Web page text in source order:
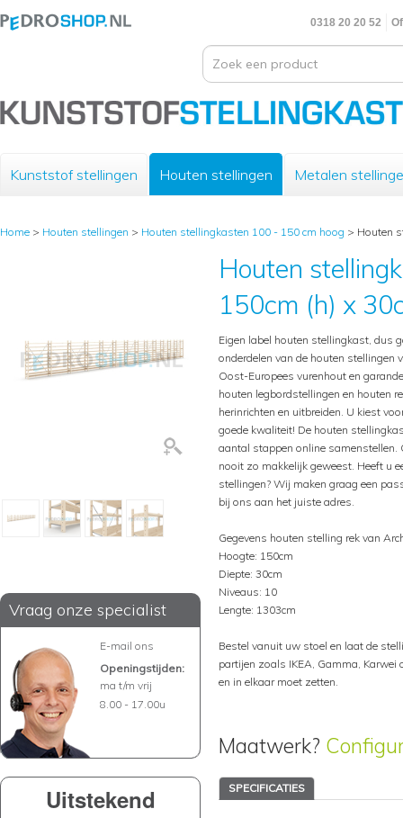
0318 20 20 52
Kunststof stellingen Houten stellingen Metalen
Home > Houten stellingen > Houten stellingkasten 100 - 150 cm hoog > Houten
Vraag onze specialist
E-mail ons
Openingstijden:
ma t/m vrij
8.00 - 17.00u
Uitstekend
Houten
150cm (h) x
Eigen label houten stellingkast, dus
onderdelen van de houten stellingen
Oost-Europees vurenhout en
houten legbordstellingen en houten
herinrichten en uitbreiden. U kiest
goede kwaliteit! De houten
aantal stappen online
nooit zo makkelijk geweest. Heeft u
stellingen? Wij maken graag een
bij ons aan het juiste adres.
Gegevens houten stelling rek van
Hoogte: 150cm
Diepte: 30cm
Niveaus: 10
Lengte: 1303cm
Bestel vanuit uw stoel en laat de
partijen zoals IKEA, Gamma,
en in elkaar moet zetten.
Maatwerk?
SPECIFICATIES